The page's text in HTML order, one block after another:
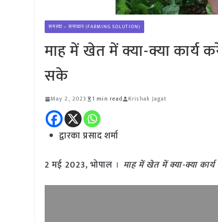
समस्या – समाधान (FARMING SOLUTION)
माह में खेत में क्या-क्या कार्य
सके
May 2, 2023 1 min read Krishak Jagat
द्वारका प्रसाद शर्मा
2 मई 2023,भोपाल । माह में खेत में क्या-क्या